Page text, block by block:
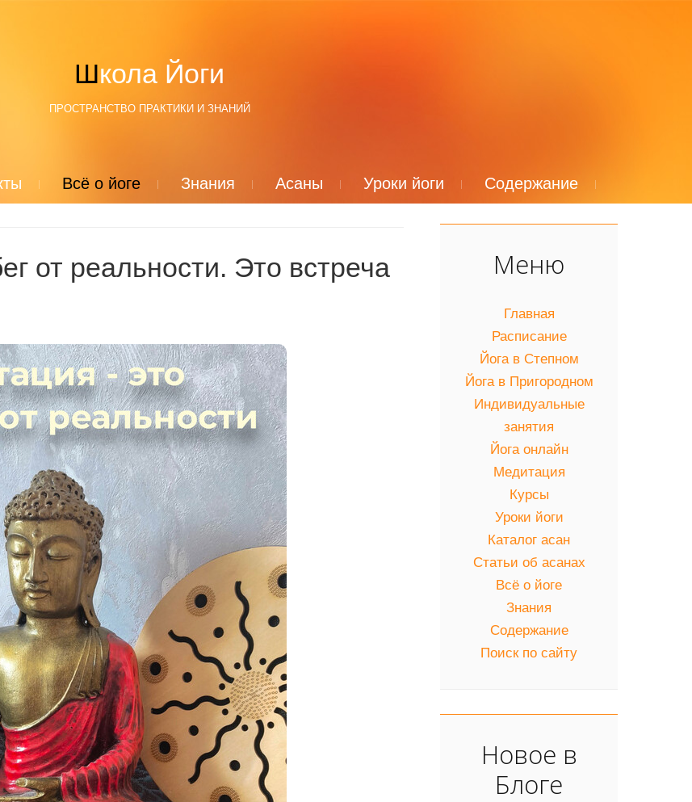
Школа Йоги
ПРОСТРАНСТВО ПРАКТИКИ И ЗНАНИЙ
Всё о йоге Знания Асаны Уроки йоги Содержание
от реальности. Это встреча
Меню
Главная
Расписание
Йога в Степном
Йога в Пригородном
Индивидуальные
занятия
Йога онлайн
Медитация
Курсы
Уроки йоги
Каталог асан
Статьи об асанах
Всё о йоге
Знания
Содержание
Поиск по сайту
Новое в
Блоге